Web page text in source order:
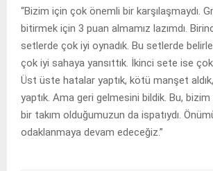
“Bizim için çok önemli bir karşılaşmaydı.
bitirmek için 3 puan almamız lazımdı.
setlerde çok iyi oynadık. Bu setlerde
çok iyi sahaya yansıttık. İkinci sete ise
Üst üste hatalar yaptık, kötü manşet
yaptık. Ama geri gelmesini bildik. Bu, bizim
bir takım olduğumuzun da ispatıydı.
odaklanmaya devam edeceğiz.”